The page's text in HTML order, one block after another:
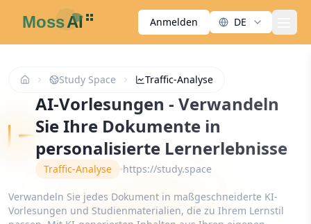
Anmelden DE
Study Space Traffic-Analyse
AI-Vorlesungen - Verwandeln
Sie Ihre Dokumente in
personalisierte Lernerlebnisse
Traffic-Analyse https://study.space
Verwandeln Sie jedes Dokument in maßgeschneiderte KI-
Vorlesungen und Studienmaterialien, die zu Ihrem Lernstil